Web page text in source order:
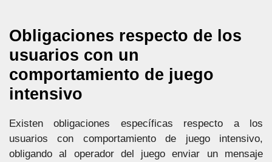
Obligaciones respecto de los
usuarios con un
comportamiento de juego
intensivo
Existen obligaciones específicas respecto a los
usuarios con comportamiento de juego intensivo,
obligando al operador del juego enviar un mensaje